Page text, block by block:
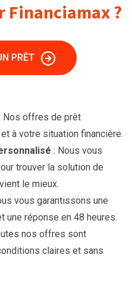
Financiamax ?
PRÊT
Nos offres de prêt
à votre situation financière.
: Nous vous
trouver la solution de
le mieux.
vous garantissons une
une réponse en 48 heures.
nos offres sont
claires et sans